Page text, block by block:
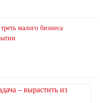
малого бизнеса